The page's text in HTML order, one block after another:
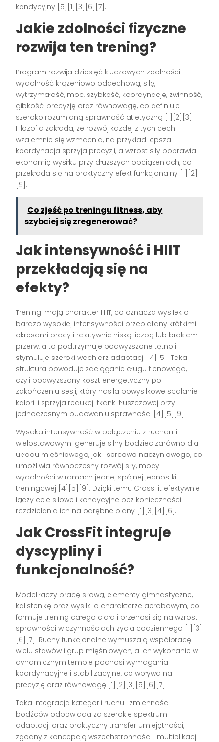
kondycyjny [5][1][3][6][7].
Jakie zdolności fizyczne
rozwija ten trening?
Program rozwija dziesięć kluczowych zdolności:
wydolność krążeniowo oddechową, siłę,
wytrzymałość, moc, szybkość, koordynację, zwinność,
gibkość, precyzję oraz równowagę, co definiuje
szeroko rozumianą sprawność atletyczną [1][2][3].
Filozofia zakłada, że rozwój każdej z tych cech
wzajemnie się wzmacnia, na przykład lepsza
koordynacja sprzyja precyzji, a wzrost siły poprawia
ekonomię wysiłku przy dłuższych obciążeniach, co
przekłada się na praktyczny efekt funkcjonalny [1][2]
[9].
Co zjeść po treningu fitness, aby
szybciej się zregenerować?
Jak intensywność i HIIT
przekładają się na
efekty?
Treningi mają charakter HIIT, co oznacza wysiłek o
bardzo wysokiej intensywności przeplatany krótkimi
okresami pracy i relatywnie niską liczbą lub brakiem
przerw, a to podtrzymuje podwyższone tętno i
stymuluje szeroki wachlarz adaptacji [4][5]. Taka
struktura powoduje zaciąganie długu tlenowego,
czyli podwyższony koszt energetyczny po
zakończeniu sesji, który nasila powysiłkowe spalanie
kalorii i sprzyja redukcji tkanki tłuszczowej przy
jednoczesnym budowaniu sprawności [4][5][9].
Wysoka intensywność w połączeniu z ruchami
wielostawowymi generuje silny bodziec zarówno dla
układu mięśniowego, jak i sercowo naczyniowego, co
umożliwia równoczesny rozwój siły, mocy i
wydolności w ramach jednej spójnej jednostki
treningowej [4][5][9]. Dzięki temu CrossFit efektywnie
łączy cele siłowe i kondycyjne bez konieczności
rozdzielania ich na odrębne plany [1][3][4][6].
Jak CrossFit integruje
dyscypliny i
funkcjonalność?
Model łączy pracę siłową, elementy gimnastyczne,
kalistenikę oraz wysiłki o charakterze aerobowym, co
formuje trening całego ciała i przenosi się na wzrost
sprawności w czynnościach życia codziennego [1][3]
[6][7]. Ruchy funkcjonalne wymuszają współpracę
wielu stawów i grup mięśniowych, a ich wykonanie w
dynamicznym tempie podnosi wymagania
koordynacyjne i stabilizacyjne, co wpływa na
precyzję oraz równowagę [1][2][3][5][6][7].
Taka integracja kategorii ruchu i zmienności
bodźców odpowiada za szerokie spektrum
adaptacji oraz praktyczny transfer umiejętności,
zgodny z koncepcją wszechstronności i multiplikacji